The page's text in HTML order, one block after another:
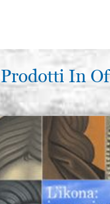
Prodotti In